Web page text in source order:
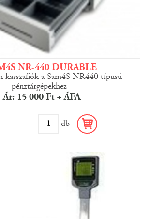
NR-440 DURABLE
kasszafiók a Sam4S NR440 típusú
pénztárgépekhez
Ár: 15 000 Ft + ÁFA
db